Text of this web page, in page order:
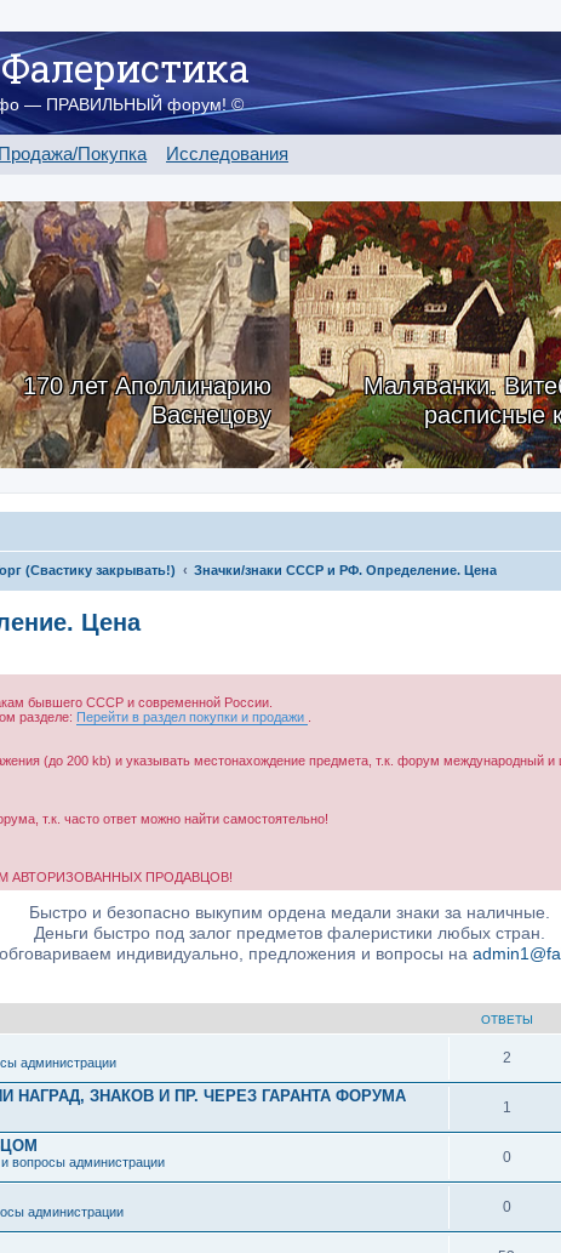
— ПРАВИЛЬНЫЙ форум! ©
Продажа/Покупка Исследования
170 лет Аполлинарию
Васнецову
Маляванки.
расписные
(Свастику закрывать!) Значки/знаки СССР и РФ. Определение. Цена
Цена
бывшего СССР и современной России.
разделе: Перейти в раздел покупки и продажи
(до 200 kb) и указывать местонахождение предмета, т.к. форум международный и
т.к. часто ответ можно найти самостоятельно!
АВТОРИЗОВАННЫХ ПРОДАВЦОВ!
Быстро и безопасно выкупим ордена медали знаки за наличные.
Деньги быстро под залог предметов фалеристики любых стран.
индивидуально, предложения и вопросы на
ОТВЕТЫ
администрации 2
ЗНАКОВ И ПР. ЧЕРЕЗ ГАРАНТА ФОРУМА
1
и вопросы администрации 0
администрации 0